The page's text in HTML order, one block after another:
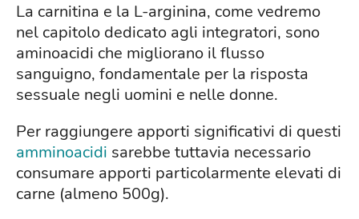
La carnitina e la L-arginina, come vedremo
nel capitolo dedicato agli integratori, sono
aminoacidi che migliorano il flusso
sanguigno, fondamentale per la risposta
sessuale negli uomini e nelle donne.
Per raggiungere apporti significativi di questi
amminoacidi sarebbe tuttavia necessario
consumare apporti particolarmente elevati di
carne (almeno 500g).